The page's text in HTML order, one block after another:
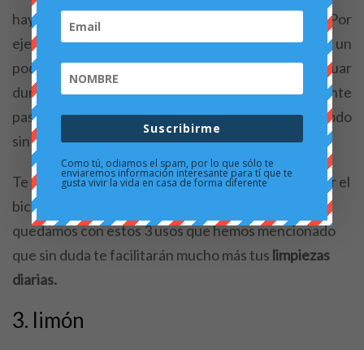
hay mejor remedio que bicarbonato de sodio. Por
ejemplo para limpiar las alfombras, echamos un
poquito de producto encima y lo dejamos actuar
durante toda la noche. Al día siguiente simplemente
pasamos la aspiradora y quedarán limpias y sobre todo
sin olores.
Te sorprendería saber todo lo que puede solucionar el
bicarbonato de sodio, pero de momento nos
quedamos con estos 3 usos que hemos mencionado
que sin duda te facilitarán mucho más tus limpiezas
diarias.
3. limón
Suscribirme
Como tú, odiamos el spam, por lo que sólo te
enviaremos información interesante para tí que te
gusta vivir la vida en casa de forma diferente